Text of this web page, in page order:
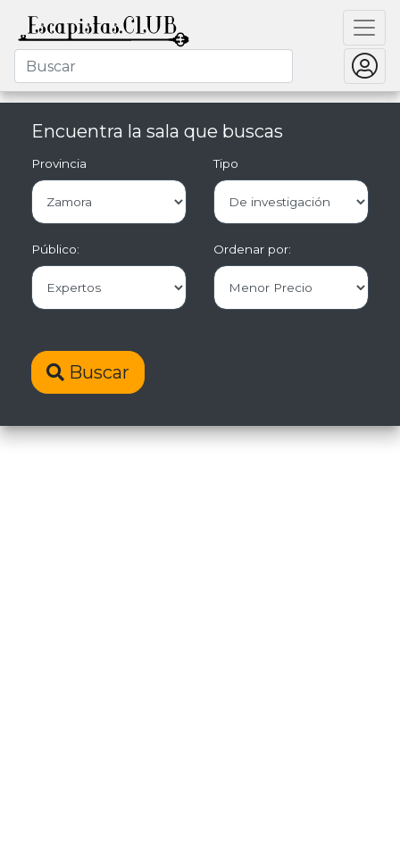
Encuentra la sala que buscas
Provincia Tipo
Público: Ordenar por:
Buscar